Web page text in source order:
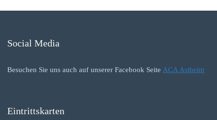
Social Media
Besuchen Sie uns auch auf unserer Facebook Seite ACA Astheim
Eintrittskarten